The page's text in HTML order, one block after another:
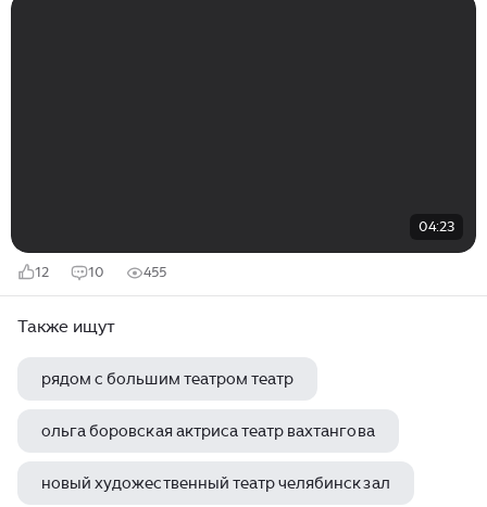
04:23
12 10 455
Также ищут
рядом с большим театром театр
ольга боровская актриса театр вахтангова
новый художественный театр челябинск зал